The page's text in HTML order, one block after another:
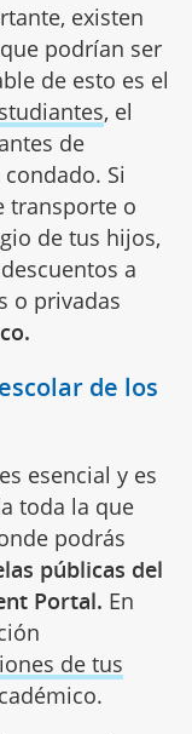
existen
podrían ser
de esto es el
, el
de
Si
transporte o
de tus hijos,
a
o privadas
de los
esencial y es
toda la que
podrás
públicas del
Portal. En
de tus